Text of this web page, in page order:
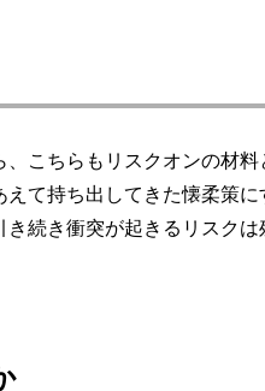
こちらもリスクオンの材
て持ち出してきた懐柔策
続き衝突が起きるリスク